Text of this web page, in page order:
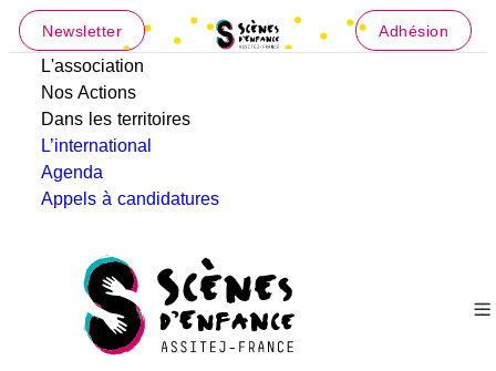
Newsletter Adhésion
L'association
Nos Actions
Dans les territoires
L’international
Agenda
Appels à candidatures